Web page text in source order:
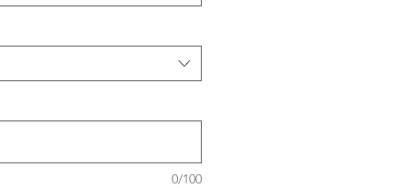
0/100